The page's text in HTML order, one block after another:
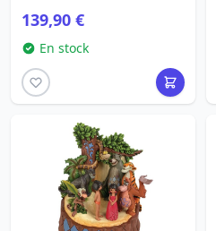
139,90 €
En stock